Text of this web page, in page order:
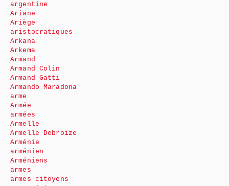
argentine
Ariane
Ariège
aristocratiques
Arkana
Arkema
Armand
Armand Colin
Armand Gatti
Armando Maradona
arme
Armée
armées
Armelle
Armelle Debroize
Arménie
arménien
Arméniens
armes
armes citoyens